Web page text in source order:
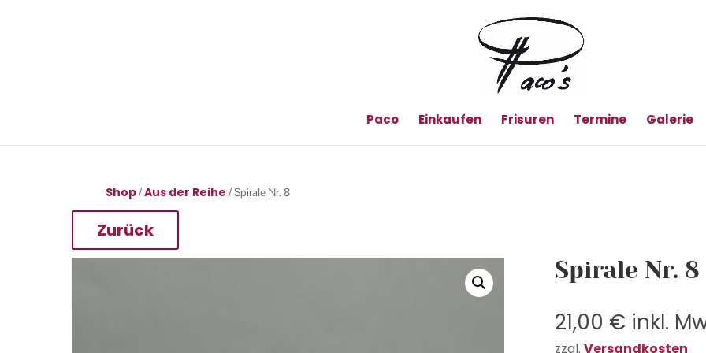
Paco Einkaufen Frisuren Termine Galerie
Shop/Aus der Reihe / Spirale Nr. 8
Zurück
Spirale Nr. 8
21,00 € inkl.
zzgl. Versandkosten